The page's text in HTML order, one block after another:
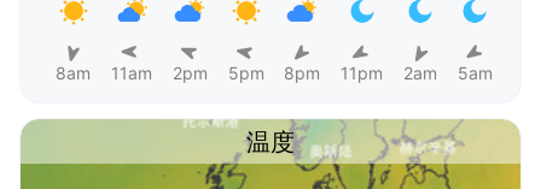
8am 11am 2pm 5pm 8pm 11pm 2am 5am
温度